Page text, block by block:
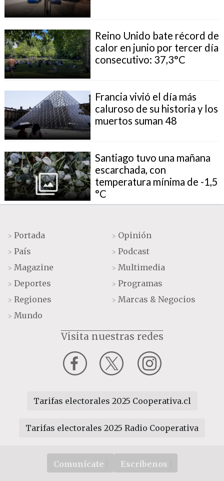
Reino Unido bate récord de
calor en junio por tercer día
consecutivo: 37,3°C
Francia vivió el día más
caluroso de su historia y los
muertos suman 48
Santiago tuvo una mañana
escarchada, con
temperatura mínima de -1,5
°C
> Portada
> País
> Magazine
> Deportes
> Regiones
> Mundo
> Opinión
> Podcast
> Multimedia
> Programas
> Marcas & Negocios
Visita nuestras redes
Tarifas electorales 2025 Cooperativa.cl
Tarifas electorales 2025 Radio Cooperativa
Comunícate Escríbenos